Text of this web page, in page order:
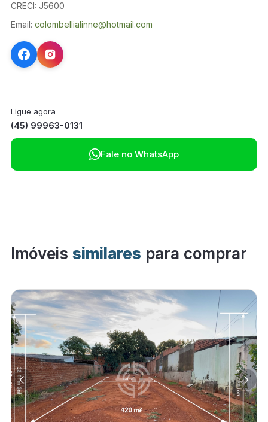
CRECI: J5600
Email: colombellialinne@hotmail.com
Ligue agora
(45) 99963-0131
Fale no WhatsApp
Imóveis similares para comprar